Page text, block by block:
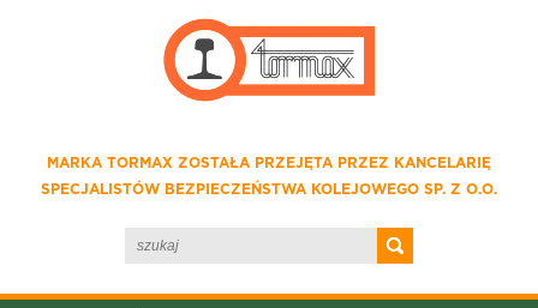
MARKA TORMAX ZOSTAŁA PRZEJĘTA PRZEZ KANCELARIĘ
SPECJALISTÓW BEZPIECZEŃSTWA KOLEJOWEGO SP. Z O.O.